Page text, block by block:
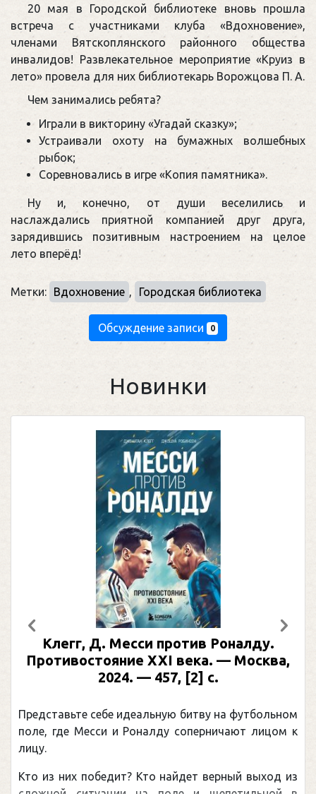
20 мая в Городской библиотеке вновь прошла
встреча с участниками клуба «Вдохновение»,
членами Вятскоплянского районного общества
инвалидов! Развлекательное мероприятие «Круиз в
лето» провела для них библиотекарь Ворожцова П. А.
Чем занимались ребята?
Играли в викторину «Угадай сказку»;
Устраивали охоту на бумажных волшебных
рыбок;
Соревновались в игре «Копия памятника».
Ну и, конечно, от души веселились и
наслаждались приятной компанией друг друга,
зарядившись позитивным настроением на целое
лето вперёд!
Метки: Вдохновение Городская библиотека
Обсуждение записи 0
Новинки
Клегг, Д. Месси против Роналду.
Противостояние XXI века. — Москва,
2024. — 457, [2] с.
Представьте себе идеальную битву на футбольном
поле, где Месси и Роналду соперничают лицом к
лицу.
Кто из них победит? Кто найдет верный выход из
Предыдущий